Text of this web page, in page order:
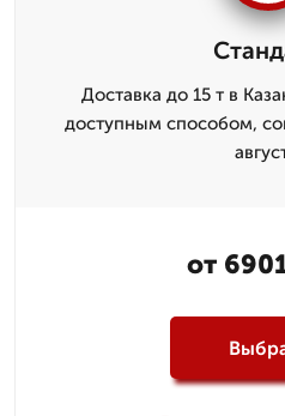
Доставка до 15 т в
доступным способом,
от